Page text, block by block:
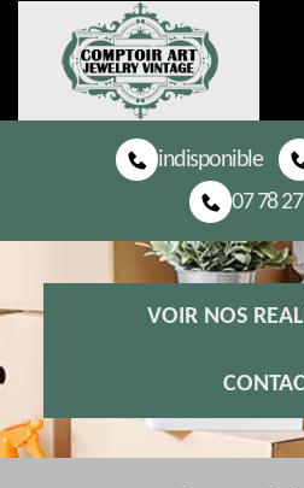
indisponible
07 78
VOIR NOS